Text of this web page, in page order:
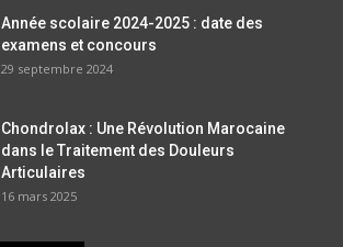
Année scolaire 2024-2025 : date des
examens et concours
29 septembre 2024
Chondrolax : Une Révolution Marocaine
dans le Traitement des Douleurs
Articulaires
16 mars 2025